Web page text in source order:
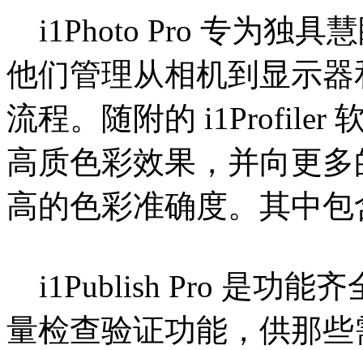
i1Photo Pro 专为独具
他们管理从相机到显示
流程。随附的 i1Profiler
高质色彩效果，并向更
高的色彩准确度。其中
i1Publish Pro 是功能齐
量检查验证功能，供那